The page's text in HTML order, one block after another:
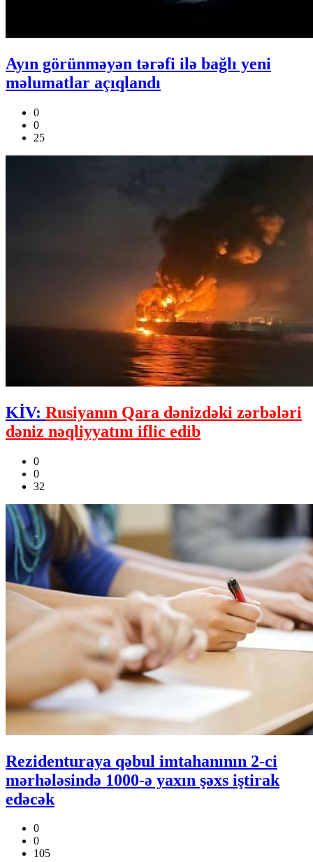
Ayın görünməyən tərəfi ilə bağlı yeni
məlumatlar açıqlandı
0
0
25
KİV: Rusiyanın Qara dənizdəki zərbələri
dəniz nəqliyyatını iflic edib
0
0
32
Rezidenturaya qəbul imtahanının 2-ci
mərhələsində 1000-ə yaxın şəxs iştirak
edəcək
0
0
105